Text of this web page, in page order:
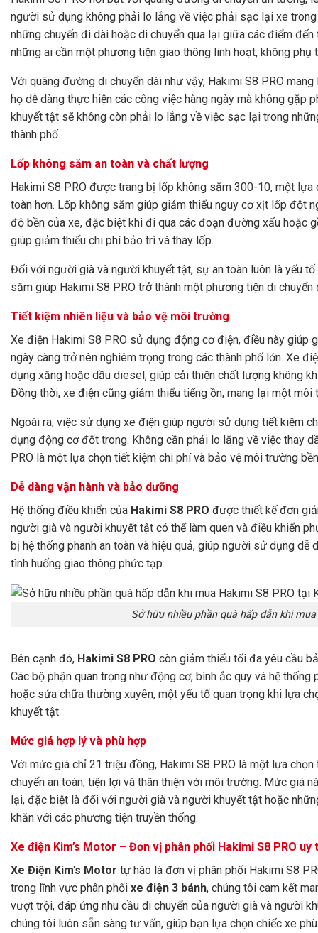
người sử dụng không phải lo lắng về việc phải sạc lại xe
những chuyến đi dài hoặc di chuyển qua lại giữa các điểm
những ai cần một phương tiện giao thông linh hoạt, không
Với quãng đường di chuyển dài như vậy, Hakimi S8 PRO
họ dễ dàng thực hiện các công việc hàng ngày mà không
khuyết tật sẽ không còn phải lo lắng về việc sạc lại trong
thành phố.
Lốp không săm an toàn và chất lượng
Hakimi S8 PRO được trang bị lốp không săm 300-10, một lựa
toàn hơn. Lốp không săm giúp giảm thiểu nguy cơ xịt lốp đột
độ bền của xe, đặc biệt khi đi qua các đoạn đường xấu hoặc
giúp giảm thiểu chi phí bảo trì và thay lốp.
Đối với người già và người khuyết tật, sự an toàn luôn là yếu
săm giúp Hakimi S8 PRO trở thành một phương tiện di
Tiết kiệm nhiên liệu và bảo vệ môi trường
Xe điện Hakimi S8 PRO sử dụng động cơ điện, điều này giúp
ngày càng trở nên nghiêm trọng trong các thành phố lớn. Xe
dụng xăng hoặc dầu diesel, giúp cải thiện chất lượng không
Đồng thời, xe điện cũng giảm thiểu tiếng ồn, mang lại một
Ngoài ra, việc sử dụng xe điện giúp người sử dụng tiết kiệm
dụng động cơ đốt trong. Không cần phải lo lắng về việc thay
PRO là một lựa chọn tiết kiệm chi phí và bảo vệ môi trường
Dễ dàng vận hành và bảo dưỡng
Hệ thống điều khiển của Hakimi S8 PRO được thiết kế đơn
người già và người khuyết tật có thể làm quen và điều khiển
bị hệ thống phanh an toàn và hiệu quả, giúp người sử dụng
tình huống giao thông phức tạp.
Sở hữu nhiều phần quà hấp dẫn khi
Bên cạnh đó, Hakimi S8 PRO còn giảm thiểu tối đa yêu cầu
Các bộ phận quan trọng như động cơ, bình ắc quy và hệ
hoặc sửa chữa thường xuyên, một yếu tố quan trọng khi lựa
khuyết tật.
Mức giá hợp lý và phù hợp
Với mức giá chỉ 21 triệu đồng, Hakimi S8 PRO là một lựa
chuyển an toàn, tiện lợi và thân thiện với môi trường. Mức giá
lại, đặc biệt là đối với người già và người khuyết tật hoặc
khăn với các phương tiện truyền thống.
Xe điện Kim’s Motor – Đơn vị phân phối Hakimi S8 PRO uy
Xe Điện Kim’s Motor tự hào là đơn vị phân phối Hakimi S8
trong lĩnh vực phân phối xe điện 3 bánh, chúng tôi cam kết
vượt trội, đáp ứng nhu cầu di chuyển của người già và người
chúng tôi luôn sẵn sàng tư vấn, giúp bạn lựa chọn chiếc xe